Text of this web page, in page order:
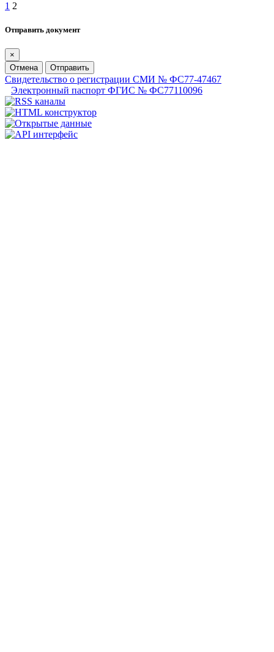
1 2
Отправить документ
×
Отмена
Отправить
Свидетельство о регистрации СМИ № ФС77-47467
Электронный паспорт ФГИС № ФС77110096